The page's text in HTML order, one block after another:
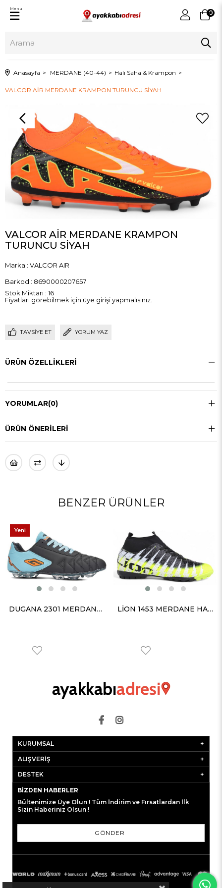
0
Menu
Anasayfa MERDANE (40-44) Halı Saha & Krampon
VALCOR AİR MERDANE KRAMPON TURUNCU SİYAH
VALCOR AİR MERDANE KRAMPON
TURUNCU SİYAH
Marka : VALCOR AIR
Barkod : 8690000207657
Stok Miktarı : 16
Fiyatları görebilmek için üye girişi yapmalısınız.
TAVSIYE ET YORUM YAZ
ÜRÜN ÖZELLIKLERI
YORUMLAR(0)
ÜRÜN ÖNERILERI
BENZER ÜRÜNLER
DUGANA 2301 MERDANE KRAMPON SİYAH SU YEŞİLİ
Yeni
Ürün
LİON 1453 MERDANE HALISAHA SARI SİYAH
KURUMSAL
ALIŞVERİŞ
DESTEK
BIZDEN HABERLER
Bültenimize Üye Olun ! Tüm İndirim ve Fırsatlardan İlk
Sizin Haberiniz Olsun !
GÖNDER